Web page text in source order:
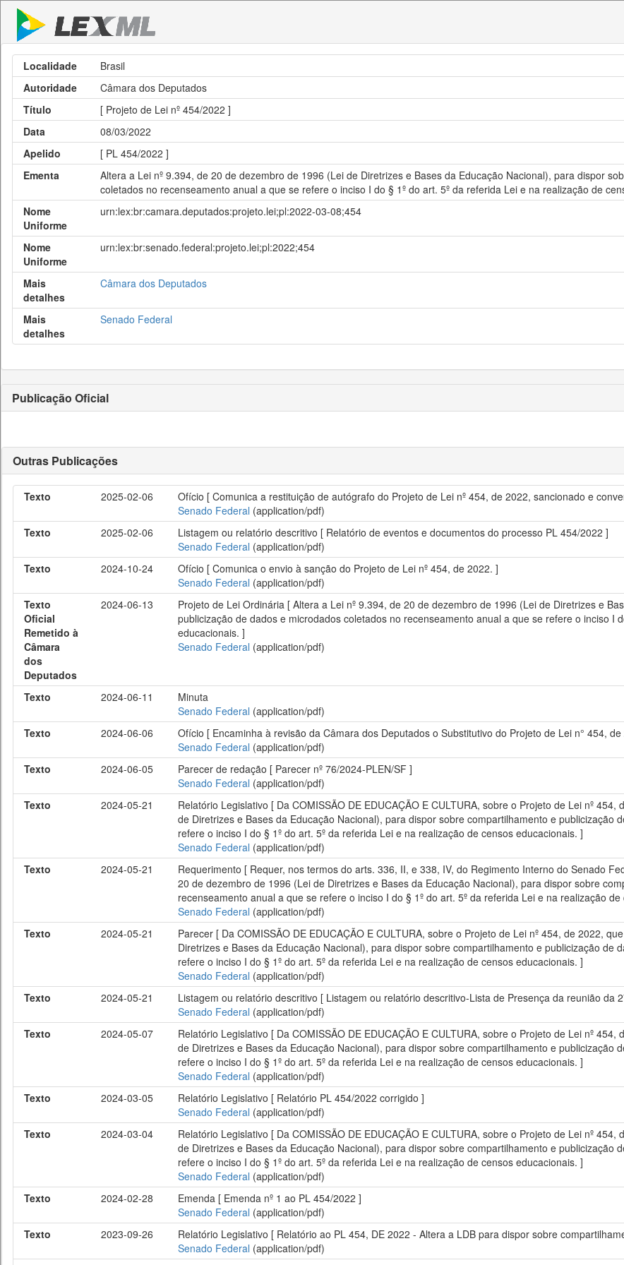
Localidade
Brasil
Autoridade
Câmara dos Deputados
Título
[ Projeto de Lei nº 454/2022 ]
Data
08/03/2022
Apelido
[ PL 454/2022 ]
Ementa
Altera a Lei nº 9.394, de 20 de dezembro de 1996 (Lei de Diretrizes e Bases da Educação Nacional), para dispor
coletados no recenseamento anual a que se refere o inciso I do § 1º do art. 5º da referida Lei e na realização de
Nome
Uniforme
urn:lex:br:camara.deputados:projeto.lei;pl:2022-03-08;454
Nome
Uniforme
urn:lex:br:senado.federal:projeto.lei;pl:2022;454
Mais
detalhes
Câmara dos Deputados
Mais
detalhes
Senado Federal
Publicação Oficial
Outras Publicações
Texto 2025-02-06
Ofício [ Comunica a restituição de autógrafo do Projeto de Lei nº 454, de 2022, sancionado e
Senado Federal (application/pdf)
Texto
2025-02-06
Listagem ou relatório descritivo [ Relatório de eventos e documentos do processo PL 454/2022 ]
Senado Federal (application/pdf)
Texto
2024-10-24
Ofício [ Comunica o envio à sanção do Projeto de Lei nº 454, de 2022. ]
Senado Federal (application/pdf)
Texto
Oficial
Remetido à
Câmara
dos
Deputados
2024-06-13
Projeto de Lei Ordinária [ Altera a Lei nº 9.394, de 20 de dezembro de 1996 (Lei de Diretrizes e
publicização de dados e microdados coletados no recenseamento anual a que se refere o inciso I
educacionais. ]
Senado Federal (application/pdf)
Texto 2024-06-11
Minuta
Senado Federal (application/pdf)
Texto
2024-06-06
Ofício [ Encaminha à revisão da Câmara dos Deputados o Substitutivo do Projeto de Lei n° 454, de
Senado Federal (application/pdf)
Texto
2024-06-05
Parecer de redação [ Parecer nº 76/2024-PLEN/SF ]
Senado Federal (application/pdf)
Texto
2024-05-21
Relatório Legislativo [ Da COMISSÃO DE EDUCAÇÃO E CULTURA, sobre o Projeto de Lei nº
de Diretrizes e Bases da Educação Nacional), para dispor sobre compartilhamento e
refere o inciso I do § 1º do art. 5º da referida Lei e na realização de censos educacionais. ]
Senado Federal (application/pdf)
Texto
2024-05-21
Requerimento [ Requer, nos termos do arts. 336, II, e 338, IV, do Regimento Interno do Senado
20 de dezembro de 1996 (Lei de Diretrizes e Bases da Educação Nacional), para dispor sobre
recenseamento anual a que se refere o inciso I do § 1º do art. 5º da referida Lei e na realização
Senado Federal (application/pdf)
Texto
2024-05-21
Parecer [ Da COMISSÃO DE EDUCAÇÃO E CULTURA, sobre o Projeto de Lei nº 454, de 2022,
Diretrizes e Bases da Educação Nacional), para dispor sobre compartilhamento e publicização
refere o inciso I do § 1º do art. 5º da referida Lei e na realização de censos educacionais. ]
Senado Federal (application/pdf)
Texto
2024-05-21
Listagem ou relatório descritivo [ Listagem ou relatório descritivo-Lista de Presença da reunião da
Senado Federal (application/pdf)
Texto
2024-05-07
Relatório Legislativo [ Da COMISSÃO DE EDUCAÇÃO E CULTURA, sobre o Projeto de Lei nº
de Diretrizes e Bases da Educação Nacional), para dispor sobre compartilhamento e
refere o inciso I do § 1º do art. 5º da referida Lei e na realização de censos educacionais. ]
Senado Federal (application/pdf)
Texto
2024-03-05
Relatório Legislativo [ Relatório PL 454/2022 corrigido ]
Senado Federal (application/pdf)
Texto
2024-03-04
Relatório Legislativo [ Da COMISSÃO DE EDUCAÇÃO E CULTURA, sobre o Projeto de Lei nº
de Diretrizes e Bases da Educação Nacional), para dispor sobre compartilhamento e
refere o inciso I do § 1º do art. 5º da referida Lei e na realização de censos educacionais. ]
Senado Federal (application/pdf)
Texto
2024-02-28
Emenda [ Emenda nº 1 ao PL 454/2022 ]
Senado Federal (application/pdf)
Texto
2023-09-26
Relatório Legislativo [ Relatório ao PL 454, DE 2022 - Altera a LDB para dispor sobre
Senado Federal (application/pdf)